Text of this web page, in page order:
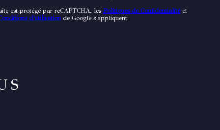
est protégé par reCAPTCHA, les Politiques de Confidentialitéet
d'utilisation de Google s'appliquent.